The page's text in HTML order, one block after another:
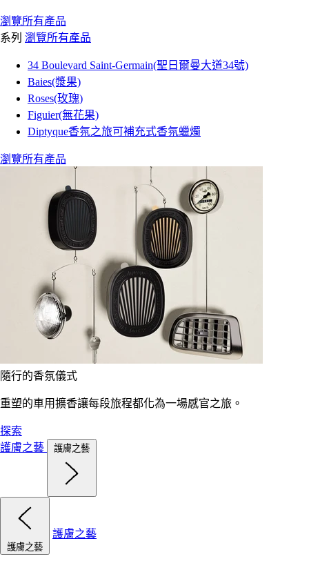
瀏覽所有產品
系列 瀏覽所有產品
34 Boulevard Saint-Germain(聖日爾曼大道34號)
Baies(漿果)
Roses(玫瑰)
Figuier(無花果)
Diptyque香氛之旅可補充式香氛蠟燭
瀏覽所有產品
隨行的香氛儀式
重塑的車用擴香讓每段旅程都化為一場感官之旅。
探索
護膚之藝
護膚之藝
護膚之藝
護膚之藝